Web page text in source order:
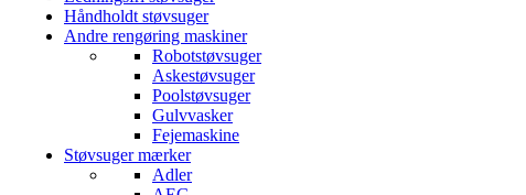
Håndholdt støvsuger
Andre rengøring maskiner
Robotstøvsuger
Askestøvsuger
Poolstøvsuger
Gulvvasker
Fejemaskine
Støvsuger mærker
Adler